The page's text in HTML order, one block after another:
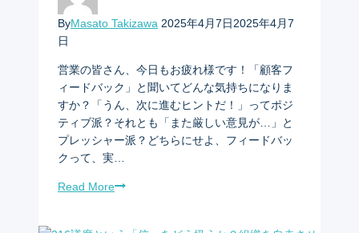
ByMasato Takizawa 2025年4月7日2025年4月7
日
営業の皆さん、今日もお疲れ様です！「顧客フ
ィードバック」と聞いてどんな気持ちになりま
すか？「うん、次に進むヒントだ！」ってポジ
ティブ派？それとも「また厳しい意見が…」と
プレッシャー派？どちらにせよ、フィードバッ
クって、実…
Read More